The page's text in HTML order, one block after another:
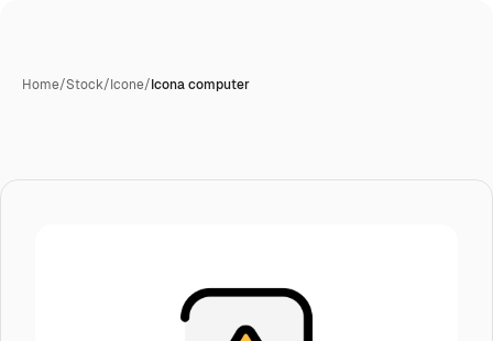
Home/Stock/Icone/Icona computer